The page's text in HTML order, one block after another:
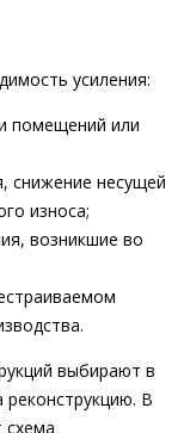
усиления:
помещений или
снижение несущей
износа;
возникшие во
выбирают в
реконструкцию. В
схема